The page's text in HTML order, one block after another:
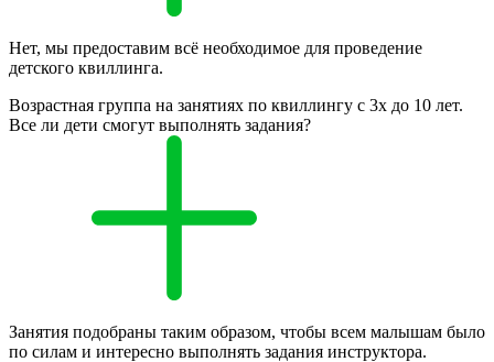
Нет, мы предоставим всё необходимое для проведение
детского квиллинга.
Возрастная группа на занятиях по квиллингу с 3х до 10 лет.
Все ли дети смогут выполнять задания?
Занятия подобраны таким образом, чтобы всем малышам было
по силам и интересно выполнять задания инструктора.